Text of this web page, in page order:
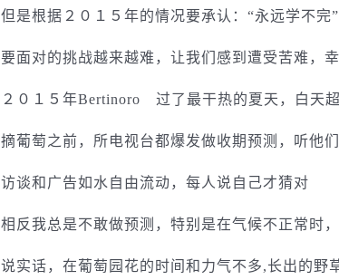
但是根据２０１５年的情况要承认：“永远学不完”
要面对的挑战越来越难，让我们感到遭受苦难，
２０１５年Bertinoro 过了最干热的夏天，白天
摘葡萄之前，所电视台都爆发做收期预测，听他
访谈和广告如水自由流动，每人说自己才猜对
相反我总是不敢做预测，特别是在气候不正常时
说实话，在葡萄园花的时间和力气不多,长出的野